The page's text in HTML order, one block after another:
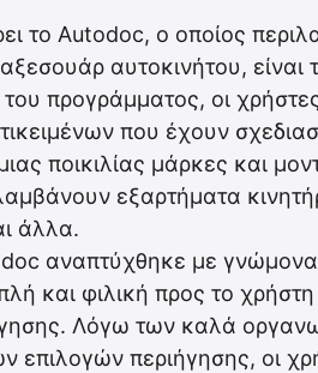
το Autodoc, ο οποίος
αυτοκινήτου, είναι
προγράμματος, οι
που έχουν
ποικιλίας μάρκες και
εξαρτήματα
άλλα.
αναπτύχθηκε με
και φιλική προς το
Λόγω των καλά
επιλογών περιήγησης, οι